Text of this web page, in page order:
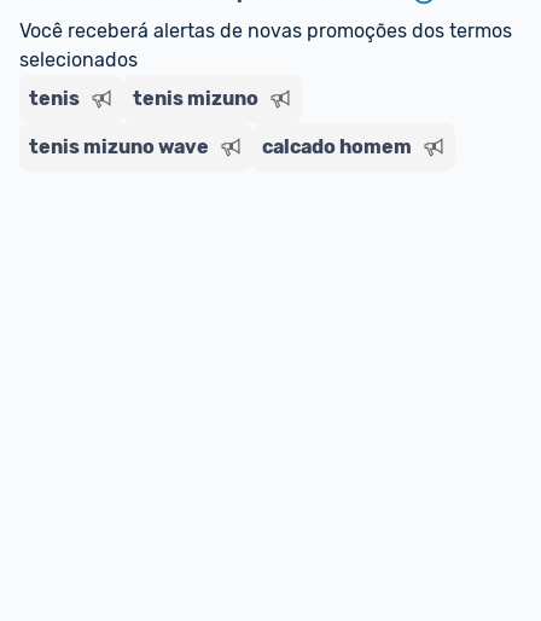
Entrega Expressa: A partir de 2 dias úteis.*
*Confira aqui
Você receberá alertas de novas promoções dos termos
selecionados
tenis
tenis mizuno
tenis mizuno wave calcado homem